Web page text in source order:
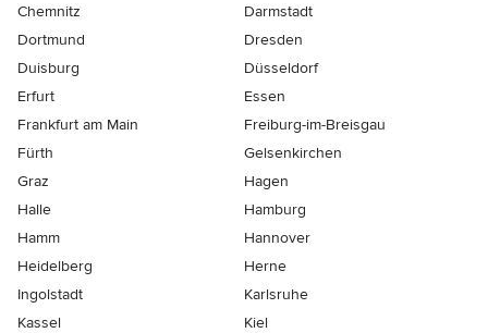
Chemnitz
Darmstadt
Dortmund
Dresden
Duisburg
Düsseldorf
Erfurt
Essen
Frankfurt am Main
Freiburg-im-Breisgau
Fürth
Gelsenkirchen
Graz
Hagen
Halle
Hamburg
Hamm
Hannover
Heidelberg
Herne
Ingolstadt
Karlsruhe
Kassel
Kiel